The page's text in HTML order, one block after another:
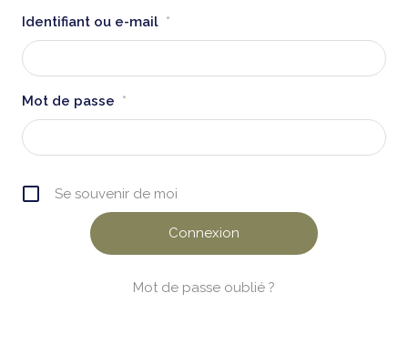
Identifiant ou e-mail *
Mot de passe *
Se souvenir de moi
Mot de passe oublié ?